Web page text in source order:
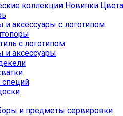
коллекции Новинки Цвета
аксессуары с логотипом
с логотипом
и аксессуары
и предметы сервировки